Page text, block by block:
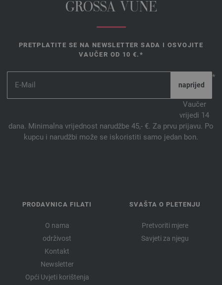
GROSSA VUNE
PRETPLATITE SE NA NEWSLETTER SADA I OSVOJITE
VAUČER OD 10 €.*
*
Vaučer
vrijedi 14
dana. Minimalna vrijednost narudžbe 45,- €. Za prvu prijavu. Po
kupcu i narudžbi može se iskoristiti samo jedan bon.
PRODAVNICA FILATI
O nama
održivost
Kontakt
Newsletter
Opći Uvjeti korištenja
SVAŠTA O PLETENJU
Pretvoriti mjere
Savjeti za njegu